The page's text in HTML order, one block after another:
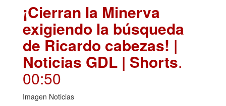
¡Cierran la Minerva
exigiendo la búsqueda
de Ricardo cabezas! |
Noticias GDL | Shorts.
00:50
Imagen Noticias